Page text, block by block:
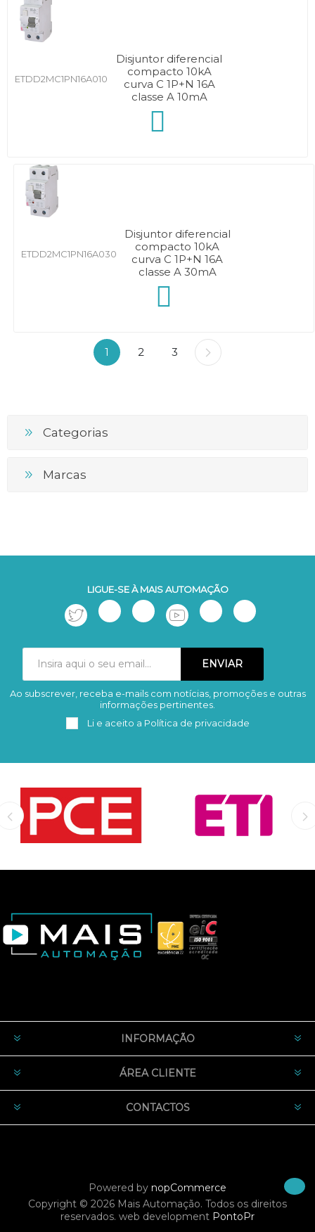
ETDD2MC1PN16A010
Disjuntor diferencial
compacto 10kA
curva C 1P+N 16A
classe A 10mA
ETDD2MC1PN16A030
Disjuntor diferencial
compacto 10kA
curva C 1P+N 16A
classe A 30mA
1 2 3
Categorias
Marcas
LIGUE-SE À MAIS AUTOMAÇÃO
Subscrever Remover
Ao subscrever, receba e-mails com notícias, promoções e outras
informações pertinentes.
Li e aceito a Política de privacidade
INFORMAÇÃO
ÁREA CLIENTE
CONTACTOS
Powered by nopCommerce
Copyright © 2026 Mais Automação. Todos os direitos
reservados. web development PontoPr